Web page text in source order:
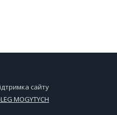
сайту
MOGYTYCH